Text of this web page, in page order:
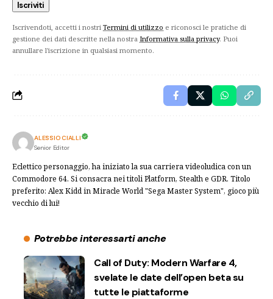
Iscrivendoti, accetti i nostri Termini di utilizzo e riconosci le pratiche di
gestione dei dati descritte nella nostra Informativa sulla privacy. Puoi
annullare l'iscrizione in qualsiasi momento.
ALESSIO CIALLI
Senior Editor
Eclettico personaggio, ha iniziato la sua carriera videoludica con un
Commodore 64. Si consacra nei titoli Platform, Stealth e GDR. Titolo
preferito: Alex Kidd in Miracle World "Sega Master System", gioco più
vecchio di lui!
Potrebbe interessarti anche
Call of Duty: Modern Warfare 4,
svelate le date dell’open beta su
tutte le piattaforme